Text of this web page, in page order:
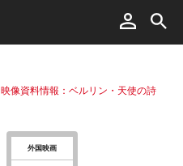
映像資料情報：ベルリン・天使の詩
外国映画